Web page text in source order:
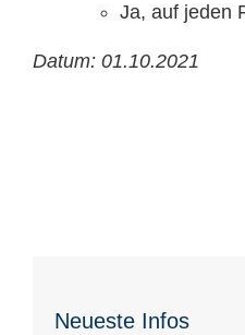
Ja, auf jeden
Datum: 01.10.2021
Neueste Infos